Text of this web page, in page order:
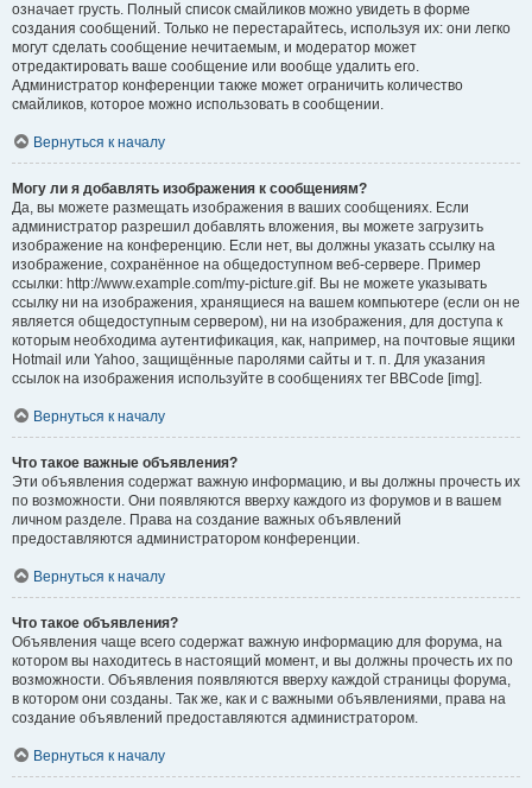
означает грусть. Полный список смайликов можно увидеть в форме
создания сообщений. Только не перестарайтесь, используя их: они легко
могут сделать сообщение нечитаемым, и модератор может
отредактировать ваше сообщение или вообще удалить его.
Администратор конференции также может ограничить количество
смайликов, которое можно использовать в сообщении.
Вернуться к началу
Могу ли я добавлять изображения к сообщениям?
Да, вы можете размещать изображения в ваших сообщениях. Если
администратор разрешил добавлять вложения, вы можете загрузить
изображение на конференцию. Если нет, вы должны указать ссылку на
изображение, сохранённое на общедоступном веб-сервере. Пример
ссылки: http://www.example.com/my-picture.gif. Вы не можете указывать
ссылку ни на изображения, хранящиеся на вашем компьютере (если он не
является общедоступным сервером), ни на изображения, для доступа к
которым необходима аутентификация, как, например, на почтовые ящики
Hotmail или Yahoo, защищённые паролями сайты и т. п. Для указания
ссылок на изображения используйте в сообщениях тег BBCode [img].
Вернуться к началу
Что такое важные объявления?
Эти объявления содержат важную информацию, и вы должны прочесть их
по возможности. Они появляются вверху каждого из форумов и в вашем
личном разделе. Права на создание важных объявлений
предоставляются администратором конференции.
Вернуться к началу
Что такое объявления?
Объявления чаще всего содержат важную информацию для форума, на
котором вы находитесь в настоящий момент, и вы должны прочесть их по
возможности. Объявления появляются вверху каждой страницы форума,
в котором они созданы. Так же, как и с важными объявлениями, права на
создание объявлений предоставляются администратором.
Вернуться к началу